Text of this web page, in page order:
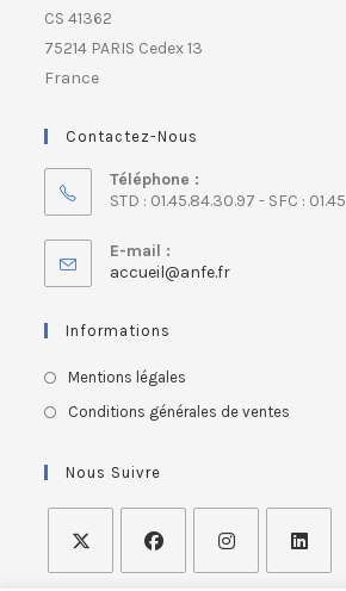
CS 41362
75214 PARIS Cedex 13
France
Contactez-Nous
Téléphone :
STD : 01.45.84.30.97 - SFC :
E-mail :
accueil@anfe.fr
Informations
Mentions légales
Conditions générales de ventes
Nous Suivre